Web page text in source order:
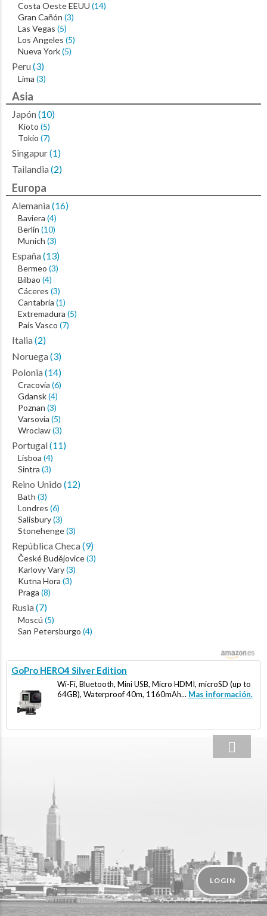
Costa Oeste EEUU (14)
Gran Cañón (3)
Las Vegas (5)
Los Angeles (5)
Nueva York(5)
Peru(3)
Lima (3)
Asia
Japón(10)
Kioto (5)
Tokio (7)
Singapur(1)
Tailandia(2)
Europa
Alemania(16)
Baviera (4)
Berlín (10)
Munich (3)
España(13)
Bermeo (3)
Bilbao (4)
Cáceres (3)
Cantabria (1)
Extremadura (5)
País Vasco (7)
Italia(2)
Noruega(3)
Polonia(14)
Cracovia (6)
Gdansk(4)
Poznan (3)
Varsovia (5)
Wroclaw(3)
Portugal(11)
Lisboa (4)
Sintra (3)
Reino Unido (12)
Bath (3)
Londres (6)
Salisbury(3)
Stonehenge(3)
República Checa(9)
České Budějovice(3)
Karlovy Vary(3)
Kutna Hora (3)
Praga (8)
Rusia(7)
Moscú (5)
San Petersburgo (4)
GoPro HERO4 Silver Edition
Wi-Fi, Bluetooth, Mini USB, Micro HDMI, microSD (up to
64GB), Waterproof 40m, 1160mAh... Mas información.
LOGIN